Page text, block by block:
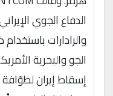
الدفاع الجوي
والرادارات باستخدام
الجو والبحرية